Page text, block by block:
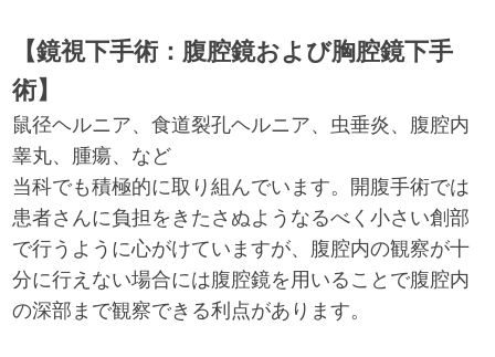
【鏡視下手術：腹腔鏡および胸腔鏡下手
術】
鼠径ヘルニア、食道裂孔ヘルニア、虫垂炎、腹腔内
睾丸、腫瘍、など
当科でも積極的に取り組んでいます。開腹手術では
患者さんに負担をきたさぬようなるべく小さい創部
で行うように心がけていますが、腹腔内の観察が十
分に行えない場合には腹腔鏡を用いることで腹腔内
の深部まで観察できる利点があります。